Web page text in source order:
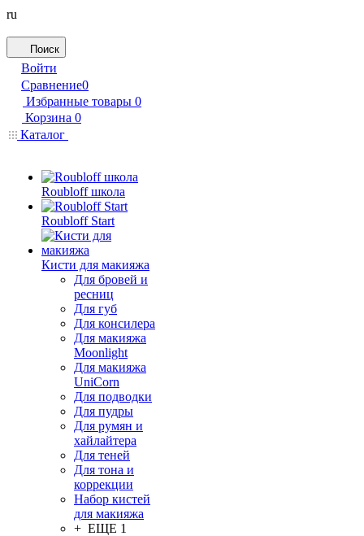
ru
Поиск
Войти
Сравнение0
Избранные товары 0
Корзина 0
Каталог
Roubloff школа
Roubloff Start
Кисти для макияжа
Для бровей и
ресниц
Для губ
Для консилера
Для макияжа
Moonlight
Для макияжа
UniCorn
Для подводки
Для пудры
Для румян и
хайлайтера
Для теней
Для тона и
коррекции
Набор кистей
для макияжа
+ ЕЩЕ 1